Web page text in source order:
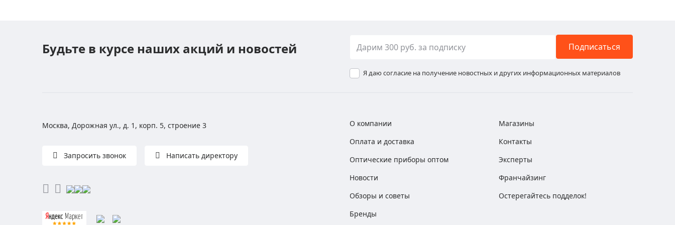
Будьте в курсе наших акций и новостей Подписаться
Я даю согласие на получение новостных и других информационных материалов
Москва, Дорожная ул., д. 1, корп. 5, строение 3
Запросить звонок Написать директору
О компании
Оплата и доставка
Оптические приборы оптом
Новости
Обзоры и советы
Бренды
Магазины
Контакты
Эксперты
Франчайзинг
Остерегайтесь подделок!